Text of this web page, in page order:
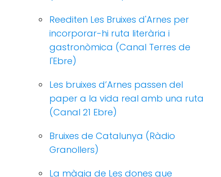
Reediten Les Bruixes d'Arnes per
incorporar-hi ruta literària i
gastronòmica (Canal Terres de
l'Ebre)
Les bruixes d’Arnes passen del
paper a la vida real amb una ruta
(Canal 21 Ebre)
Bruixes de Catalunya (Ràdio
Granollers)
La màgia de Les dones que